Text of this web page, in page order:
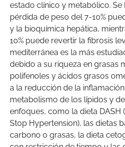
estado clínico y metabólico.
pérdida de peso del 7-10%
y la bioquímica hepática,
10% puede revertir la fibrosis
mediterránea es la más
debido a su riqueza en grasas
polifenoles y ácidos grasos
a la reducción de la
metabolismo de los lípidos y
enfoques, como la dieta DASH
Stop Hypertension), las dietas
carbono o grasas, la dieta